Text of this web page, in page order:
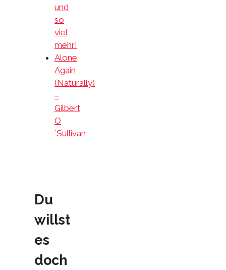
und
so
viel
mehr!
Alone
Again
(Naturally)
–
Gilbert
O
´Sullivan
Du
willst
es
doch